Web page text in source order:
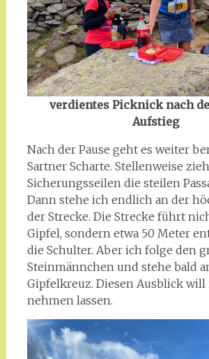
verdientes Picknick nach
Aufstieg
Nach der Pause geht es weiter
Sartner Scharte. Stellenweise
Sicherungsseilen die steilen
Dann stehe ich endlich an der
der Strecke. Die Strecke führt
Gipfel, sondern etwa 50 Meter
die Schulter. Aber ich folge den
Steinmännchen und stehe bald
Gipfelkreuz. Diesen Ausblick
nehmen lassen.